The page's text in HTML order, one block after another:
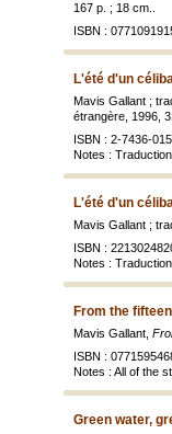
167 p. ; 18 cm..
ISBN :
L'été d'un
Mavis Gallant ;
étrangère, 1996,
ISBN : 2-7436-
Notes :
L'été d'un
Mavis Gallant ;
ISBN :
Notes :
From the
Mavis Gallant,
ISBN :
Notes : All of the
Green water,